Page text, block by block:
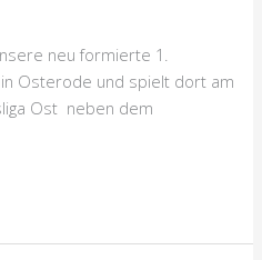
neu formierte 1.
Osterode und spielt dort am
Ost neben dem